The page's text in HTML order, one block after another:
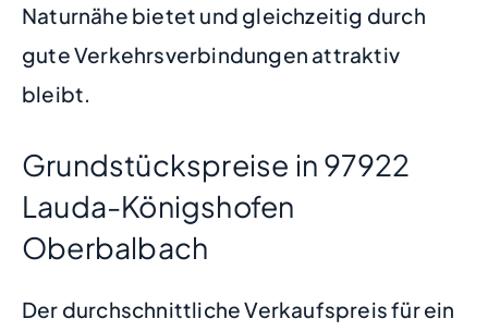
Naturnähe bietet und gleichzeitig durch
gute Verkehrsverbindungen attraktiv
bleibt.
Grundstückspreise in 97922
Lauda-Königshofen
Oberbalbach
Der durchschnittliche Verkaufspreis für ein